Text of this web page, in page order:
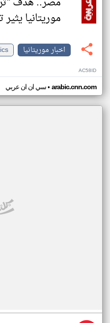
موريتانيا يثير
اخبار موريتانيا
AC58ID
سي ان ان عربي• arabic.cnn.com